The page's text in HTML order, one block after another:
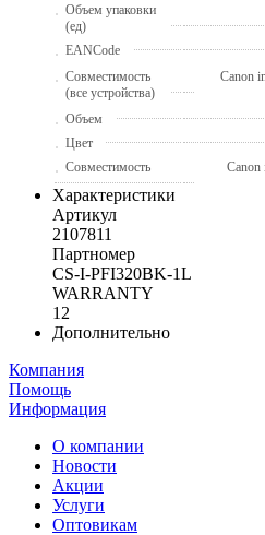
Объем упаковки
(ед)
EANCode
Совместимость
(все устройства)
Canon
Объем
Цвет
Совместимость
Характеристики
Артикул
2107811
Партномер
CS-I-PFI320BK-1L
WARRANTY
12
Дополнительно
Компания
Помощь
Информация
О компании
Новости
Акции
Услуги
Оптовикам